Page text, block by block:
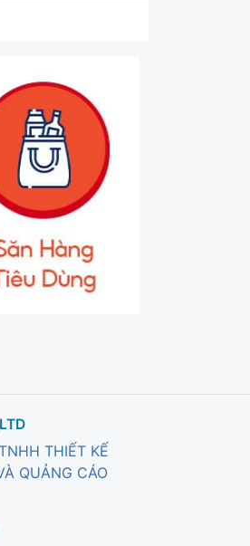
THIẾT KẾ
QUẢNG CÁO